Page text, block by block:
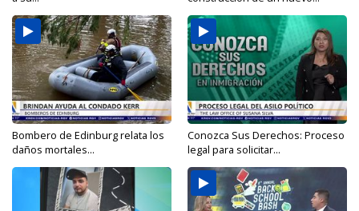
Bombero de Edinburg relata los
daños mortales...
Conozca Sus Derechos: Proceso
legal para solicitar...